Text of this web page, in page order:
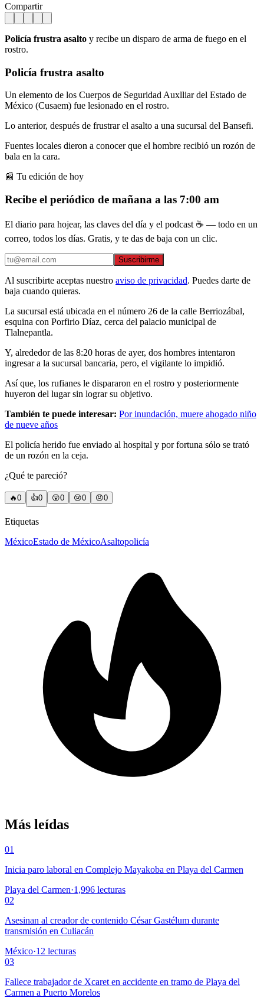
Compartir
Policía frustra asalto y recibe un disparo de arma de fuego en el
rostro.
Policía frustra asalto
Un elemento de los Cuerpos de Seguridad Auxlliar del Estado de
México (Cusaem) fue lesionado en el rostro.
Lo anterior, después de frustrar el asalto a una sucursal del Bansefi.
Fuentes locales dieron a conocer que el hombre recibió un rozón de
bala en la cara.
📰 Tu edición de hoy
Recibe el periódico de mañana a las 7:00 am
El diario para hojear, las claves del día y el podcast ☕ — todo en un
correo, todos los días. Gratis, y te das de baja con un clic.
Suscribirme
Al suscribirte aceptas nuestro aviso de privacidad. Puedes darte de
baja cuando quieras.
La sucursal está ubicada en el número 26 de la calle Berriozábal,
esquina con Porfirio Díaz, cerca del palacio municipal de
Tlalnepantla.
Y, alrededor de las 8:20 horas de ayer, dos hombres intentaron
ingresar a la sucursal bancaria, pero, el vigilante lo impidió.
Así que, los rufianes le dispararon en el rostro y posteriormente
huyeron del lugar sin lograr su objetivo.
También te puede interesar: Por inundación, muere ahogado niño
de nueve años
El policía herido fue enviado al hospital y por fortuna sólo se trató
de un rozón en la ceja.
¿Qué te pareció?
🔥0 👍0 😲0 😢0 😠0
Etiquetas
MéxicoEstado de MéxicoAsaltopolicía
Más leídas
01
Inicia paro laboral en Complejo Mayakoba en Playa del Carmen
Playa del Carmen·1,996 lecturas
02
Asesinan al creador de contenido César Gastélum durante
transmisión en Culiacán
México·12 lecturas
03
Fallece trabajador de Xcaret en accidente en tramo de Playa del
Carmen a Puerto Morelos